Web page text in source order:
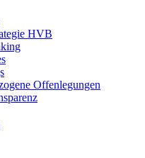
HVB
Offenlegungen